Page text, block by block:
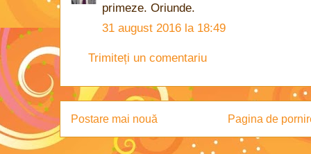
primeze. Oriunde.
31 august 2016 la 18:49
Trimiteți un comentariu
Postare mai nouă Pagina de